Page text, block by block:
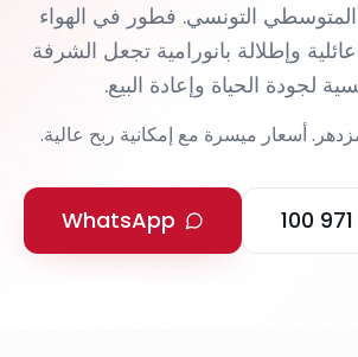
التونسي. فطور في الهواء
وإطلالة بانورامية تجعل الشرفة
لجودة الحياة وإعادة البيع.
أسعار ميسرة مع إمكانية ربح عالية.
WhatsApp